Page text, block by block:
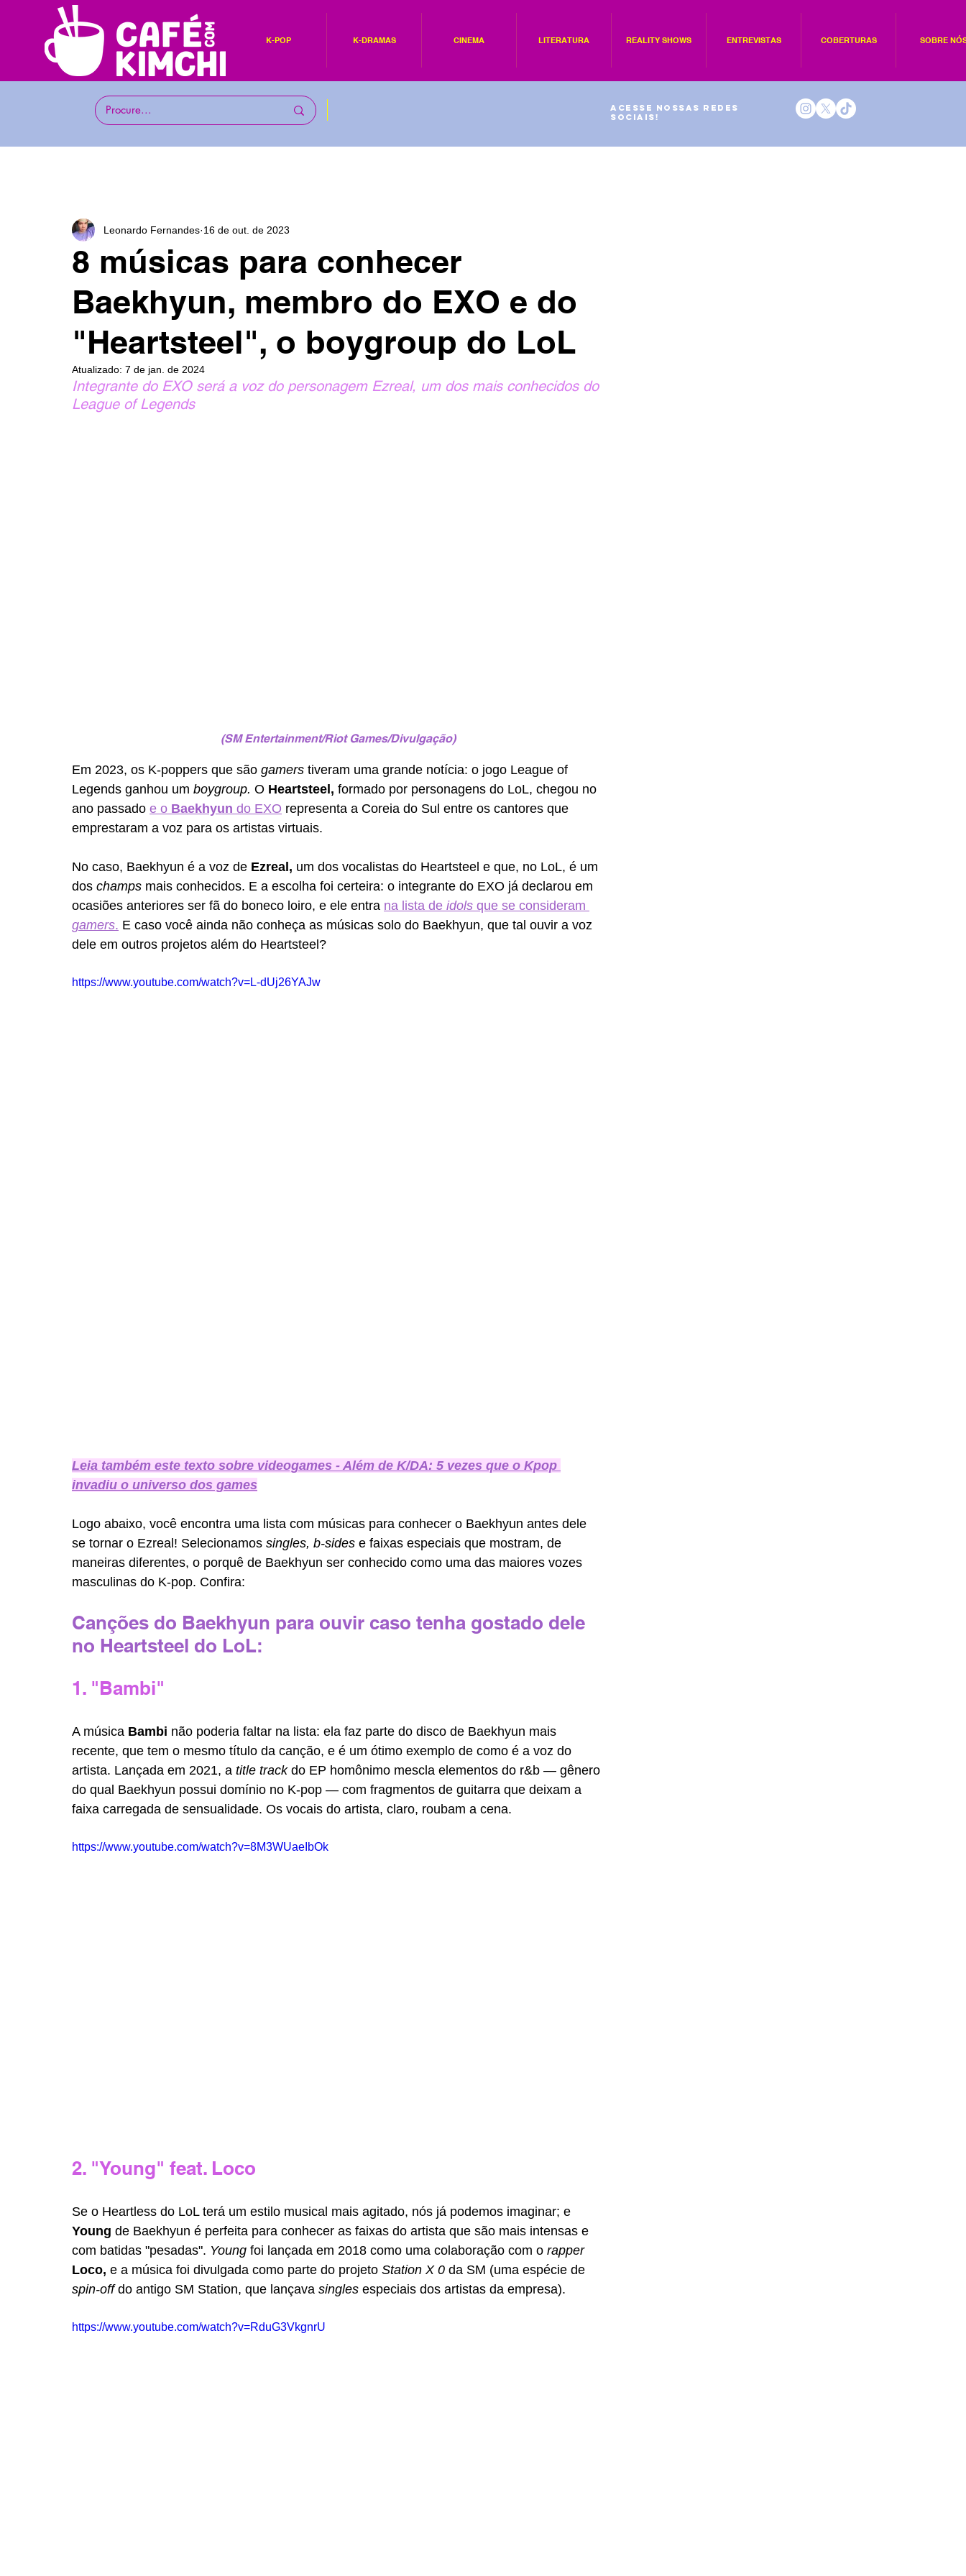
K-POP K-DRAMAS CINEMA LITERATURA REALITY SHOWS ENTREVISTAS COBERTURAS SOBRE
Acesse nossas redes
sociais!
8 músicas para conhecer
Baekhyun, membro do EXO e do
"Heartsteel", o boygroup do LoL
Leonardo Fernandes 16 de out. de 2023
Atualizado: 7 de jan. de 2024
Integrante do EXO será a voz do personagem Ezreal, um dos mais conhecidos do
League of Legends
(SM Entertainment/Riot Games/Divulgação)
Em 2023, os K-poppers que são gamers tiveram uma grande notícia: o jogo League of
Legends ganhou um boygroup. O Heartsteel, formado por personagens do LoL, chegou no
ano passado e o Baekhyun do EXO representa a Coreia do Sul entre os cantores que
emprestaram a voz para os artistas virtuais.
No caso, Baekhyun é a voz de Ezreal, um dos vocalistas do Heartsteel e que, no LoL, é um
dos champs mais conhecidos. E a escolha foi certeira: o integrante do EXO já declarou em
ocasiões anteriores ser fã do boneco loiro, e ele entra na lista de idols que se consideram
gamers. E caso você ainda não conheça as músicas solo do Baekhyun, que tal ouvir a voz
dele em outros projetos além do Heartsteel?
https://www.youtube.com/watch?v=L-dUj26YAJw
Leia também este texto sobre videogames - Além de K/DA: 5 vezes que o Kpop
invadiu o universo dos games
Logo abaixo, você encontra uma lista com músicas para conhecer o Baekhyun antes dele
se tornar o Ezreal! Selecionamos singles, b-sides e faixas especiais que mostram, de
maneiras diferentes, o porquê de Baekhyun ser conhecido como uma das maiores vozes
masculinas do K-pop. Confira:
Canções do Baekhyun para ouvir caso tenha gostado dele
no Heartsteel do LoL:
1. "Bambi"
A música Bambi não poderia faltar na lista: ela faz parte do disco de Baekhyun mais
recente, que tem o mesmo título da canção, e é um ótimo exemplo de como é a voz do
artista. Lançada em 2021, a title track do EP homônimo mescla elementos do r&b — gênero
do qual Baekhyun possui domínio no K-pop — com fragmentos de guitarra que deixam a
faixa carregada de sensualidade. Os vocais do artista, claro, roubam a cena.
https://www.youtube.com/watch?v=8M3WUaeIbOk
2. "Young" feat. Loco
Se o Heartless do LoL terá um estilo musical mais agitado, nós já podemos imaginar; e
Young de Baekhyun é perfeita para conhecer as faixas do artista que são mais intensas e
com batidas "pesadas". Young foi lançada em 2018 como uma colaboração com o rapper
Loco, e a música foi divulgada como parte do projeto Station X 0 da SM (uma espécie de
spin-off do antigo SM Station, que lançava singles especiais dos artistas da empresa).
https://www.youtube.com/watch?v=RduG3VkgnrU